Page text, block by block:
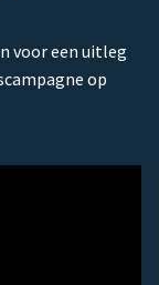
voor een uitleg
op